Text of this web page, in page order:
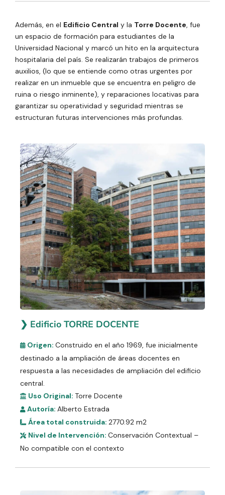
Además, en el Edificio Central y la Torre Docente, fue
un espacio de formación para estudiantes de la
Universidad Nacional y marcó un hito en la arquitectura
hospitalaria del país. Se realizarán trabajos de primeros
auxilios, (lo que se entiende como otras urgentes por
realizar en un inmueble que se encuentra en peligro de
ruina o riesgo inminente), y reparaciones locativas para
garantizar su operatividad y seguridad mientras se
estructuran futuras intervenciones más profundas.
❯ Edificio TORRE DOCENTE
Origen: Construido en el año 1969, fue inicialmente
destinado a la ampliación de áreas docentes en
respuesta a las necesidades de ampliación del edificio
central.
Uso Original: Torre Docente
Autoría: Alberto Estrada
Área total construida: 2770.92 m2
Nivel de Intervención: Conservación Contextual –
No compatible con el contexto